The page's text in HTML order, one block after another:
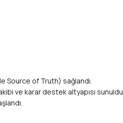
Source of Truth) sağlandı.
ve karar destek altyapısı sunuldu.